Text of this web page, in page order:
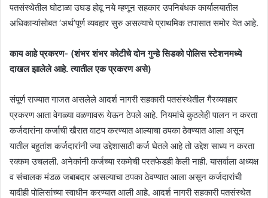
पतसंस्थेतील घोटाळा उघड होवू नये म्हणून सहकार उपनिबंधक कार्यालयातील
अधिकाऱ्यांसोबत ‘अर्थ’पूर्ण व्यवहार सुरु असल्याचे प्राथमिक तपासात समोर येत आहे.
काय आहे प्रकरण- (शंभर शंभर कोटीचे दोन गुन्हे सिडको पोलिस स्टेशनमध्ये
दाखल झालेले आहे. त्यातील एक प्रकरण असे)
संपूर्ण राज्यात गाजत असलेले आदर्श नागरी सहकारी पतसंस्थेतील गैरव्यवहार
प्रकरण आता वेगळ्या वळणावरू येऊन ठेपले आहे. नियमांचे कुठलेही पालन न करता
कर्जदारांना कर्जाची खैरात वाटप करण्यात आल्याचा ठपका ठेवण्यात आला असून
यातील बहुतांश कर्जदारांनी ज्या उद्देशासाठी कर्ज घेतले आहे तो उद्देश साध्य न करता
रक्कम उचलली. अनेकांनी कर्जच्या रकमेची परतफेडही केली नाही. यासर्वाला अध्यक्ष
व संचालक मंडळ जबाबदार असल्याचा ठपका ठेवण्यात आला असून कर्जदारांची
यादीही पोलिसांच्या स्वाधीन करण्यात आली आहे. आदर्श नागरी सहकारी पतसंस्थेत